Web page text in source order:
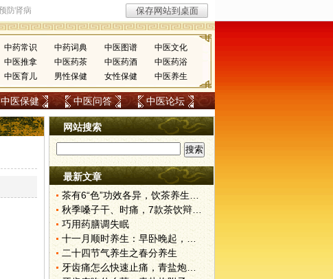
中药常识 中药词典 中医图谱
中医文化
中医推拿 中医药茶 中医药酒
中医药浴
中医育儿 男性保健 女性保健 中医养生
中医保健 中医问答 中医论坛
网站搜索
最新文章
茶有6“色”功效各异，饮茶养生寒温有宜忌
秋季嗓子干、时痛，7款茶饮辩证用
巧用药膳调失眠
十一月顺时养生：早卧晚起，保护阳气
二十四节气养生之春分养生
牙齿痛怎么快速止痛，青盐炮附子牙粉怎么用